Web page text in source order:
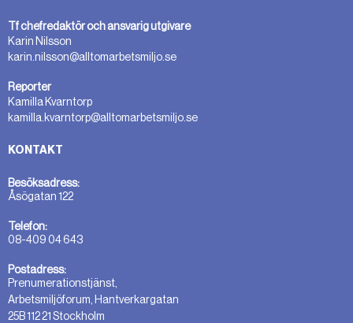
Tf chefredaktör och ansvarig utgivare
Karin Nilsson
karin.nilsson@alltomarbetsmiljo.se
Reporter
Kamilla Kvarntorp
kamilla.kvarntorp@alltomarbetsmiljo.se
KONTAKT
Besöksadress:
Åsögatan 122
Telefon:
08-409 04 643
Postadress:
Prenumerationstjänst,
Arbetsmiljöforum, Hantverkargatan
25B 112 21 Stockholm